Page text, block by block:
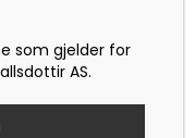
som gjelder for
AS.